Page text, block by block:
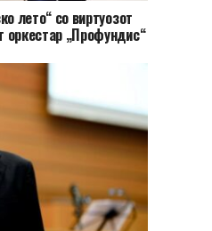
лето“ со виртуозот
„Профундис“